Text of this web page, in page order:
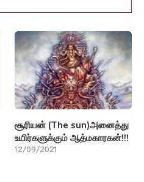
சூரியன் (The sun)அனைத்து
உயிர்களுக்கும் ஆத்மகாரகன்!!!
12/09/2021